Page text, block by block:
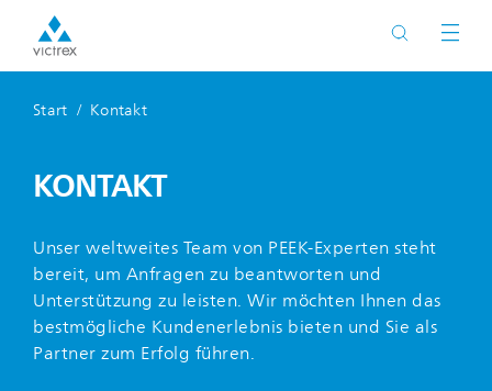
Start Kontakt
KONTAKT
Unser weltweites Team von PEEK-Experten steht
bereit, um Anfragen zu beantworten und
Unterstützung zu leisten. Wir möchten Ihnen das
bestmögliche Kundenerlebnis bieten und Sie als
Partner zum Erfolg führen.